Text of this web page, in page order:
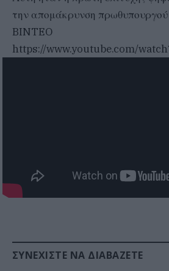
την απομάκρυνση
BINTEO
https://www.youtube.com/
ΣΥΝΕΧΊΣΤΕ ΝΑ ΔΙΑΒΆΖΕΤΕ